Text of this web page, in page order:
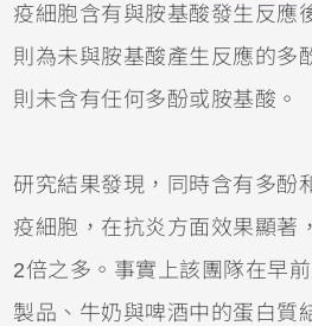
疫細胞含有與胺基酸發生反應
則為未與胺基酸產生反應的多
則未含有任何多酚或胺基酸。
研究結果發現，同時含有多酚
疫細胞，在抗炎方面效果顯著
2倍之多。事實上該團隊在早
製品、牛奶與啤酒中的蛋白質